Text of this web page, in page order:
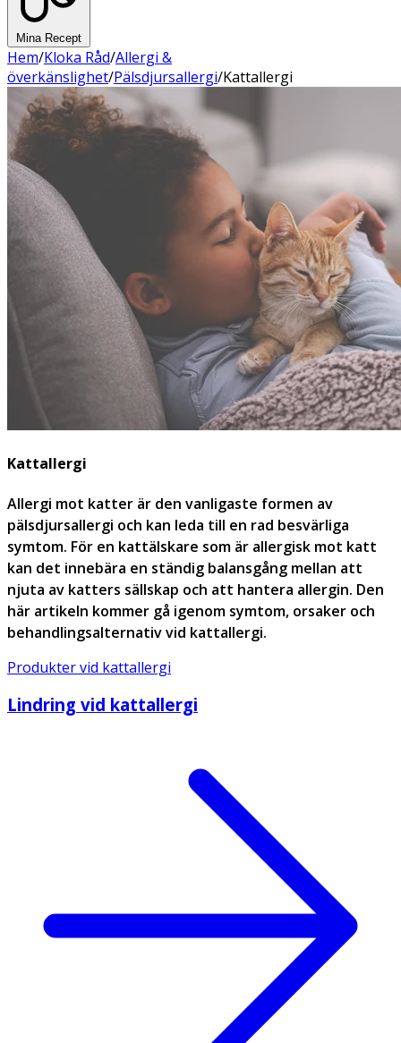
Mina Recept
Hem/Kloka Råd/Allergi &
överkänslighet/Pälsdjursallergi/Kattallergi
Kattallergi
Allergi mot katter är den vanligaste formen av
pälsdjursallergi och kan leda till en rad besvärliga
symtom. För en kattälskare som är allergisk mot katt
kan det innebära en ständig balansgång mellan att
njuta av katters sällskap och att hantera allergin. Den
här artikeln kommer gå igenom symtom, orsaker och
behandlingsalternativ vid kattallergi.
Produkter vid kattallergi
Lindring vid kattallergi